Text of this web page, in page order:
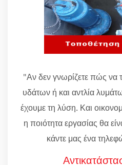
"Αν δεν γνωρίζετε πώς να
υδάτων ή και αντλία
έχουμε τη λύση. Και
η ποιότητα εργασίας θα
κάντε μας ένα